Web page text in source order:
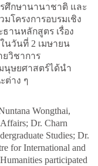
ศึกษานานาชาติ และ
โครงการอบรมเชิง
านหลักสูตร เรื่อง
นวันที่ 2 เมษายน
ยวิชาการ
นุษยศาสตร์ได้นำ
ต่าง ๆ
Wongthai,
Dr. Charn
Studies; Dr.
for International and
participated